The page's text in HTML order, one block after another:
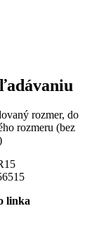
rozmer, do
rozmeru (bez
linka